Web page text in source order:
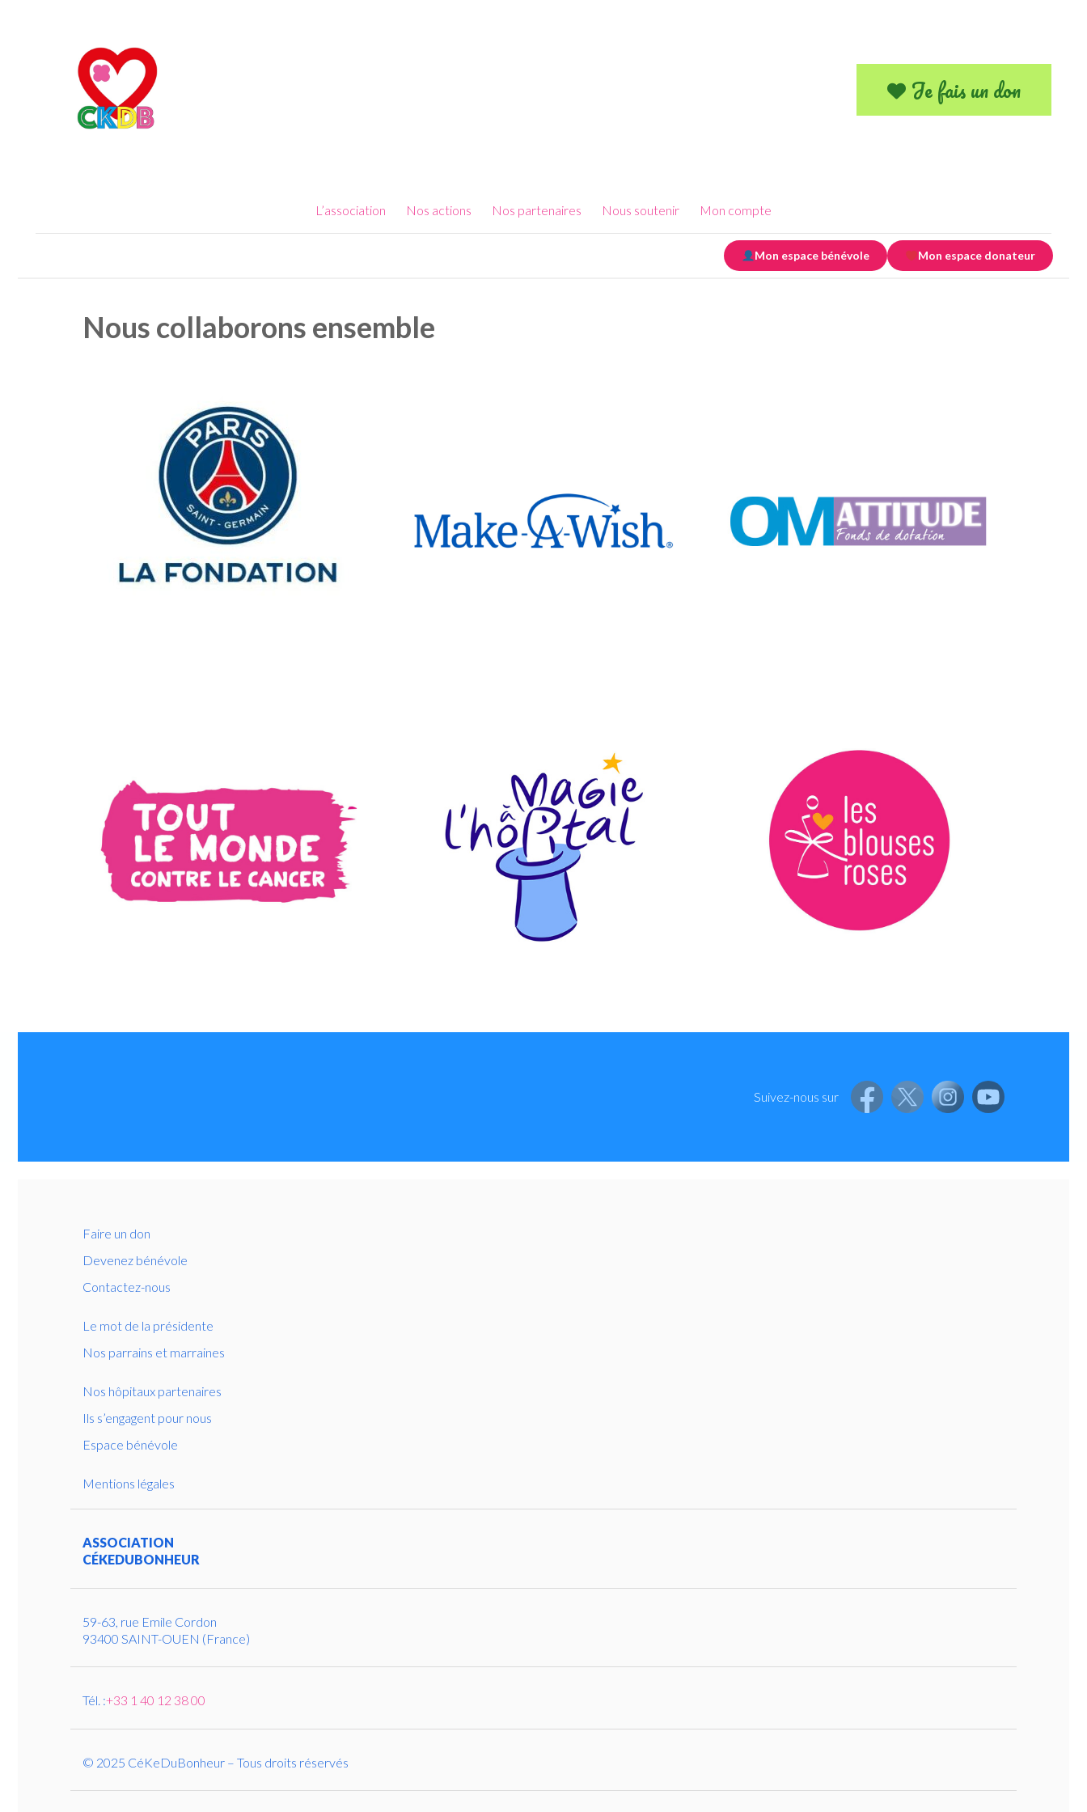
Je fais un don
L’association Nos actions Nos partenaires Nous soutenir Mon compte
Mon espace bénévole Mon espace donateur
Nous collaborons ensemble
Suivez-nous sur
Faire un don
Devenez bénévole
Contactez-nous
Le mot de la présidente
Nos parrains et marraines
Nos hôpitaux partenaires
Ils s’engagent pour nous
Espace bénévole
Mentions légales
ASSOCIATION
CÉKEDUBONHEUR
59-63, rue Emile Cordon
93400 SAINT-OUEN (France)
Tél. :+33 1 40 12 38 00
© 2025 CéKeDuBonheur – Tous droits réservés